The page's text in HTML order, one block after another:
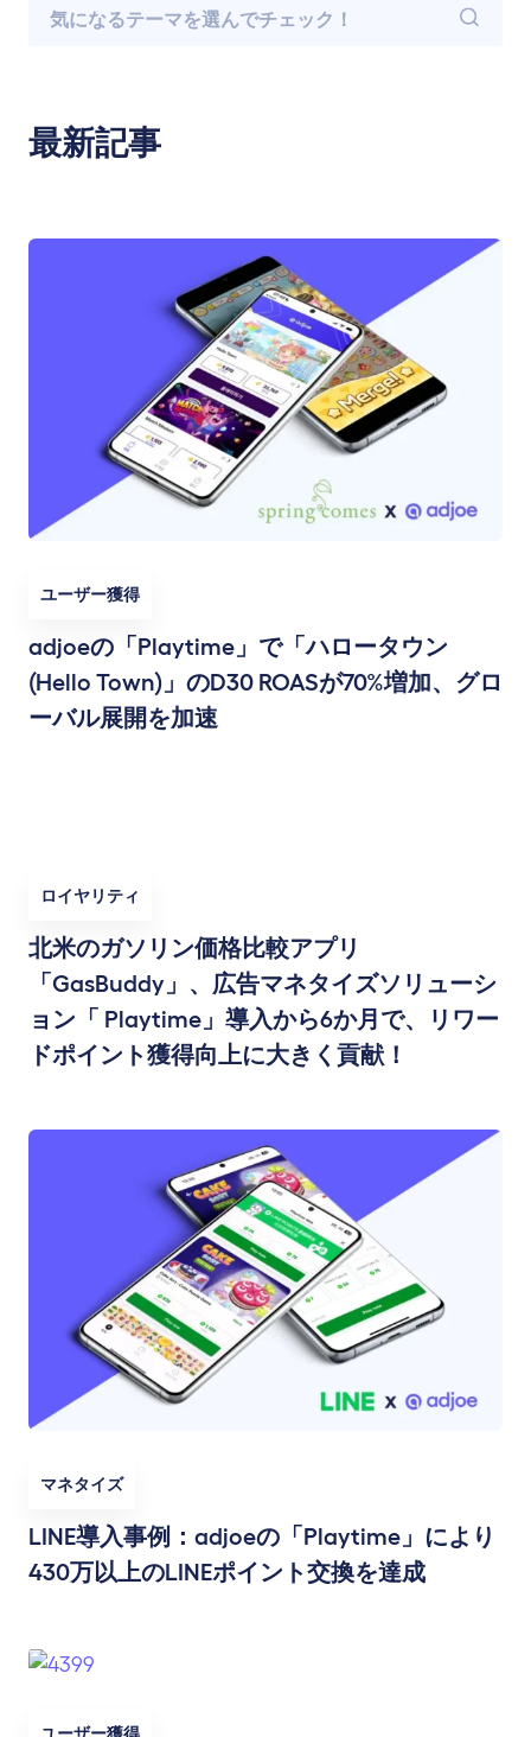
最新記事
ユーザー獲得
adjoeの「Playtime」で「ハロータウン
(Hello Town)」のD30 ROASが70%増加、グロ
ーバル展開を加速
ロイヤリティ
北米のガソリン価格比較アプリ
「GasBuddy」、広告マネタイズソリューシ
ョン「 Playtime」導入から6か月で、リワー
ドポイント獲得向上に大きく貢献！
マネタイズ
LINE導入事例：adjoeの「Playtime」により
430万以上のLINEポイント交換を達成